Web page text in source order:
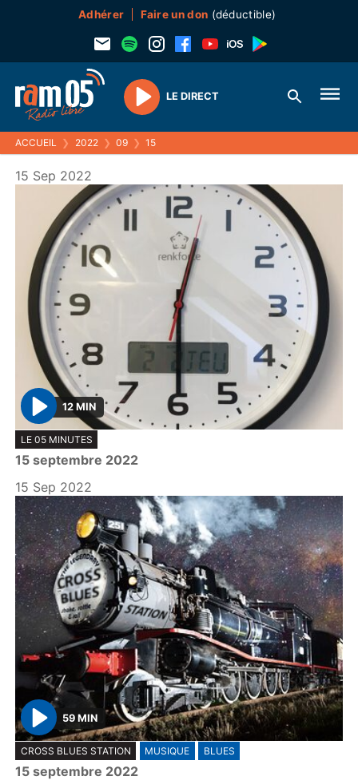
Adhérer Faire un don (déductible)
Play
LE DIRECT
ACCUEIL ❯ 2022 ❯ 09 ❯ 15
15 Sep 2022
P
l
a
y
12 MIN
LE 05 MINUTES
15 septembre 2022
15 Sep 2022
P
l
a
59 MIN
CROSS BLUES STATION MUSIQUE BLUES
15 septembre 2022